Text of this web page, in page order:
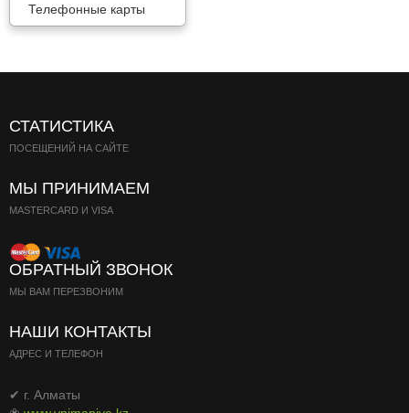
Телефонные карты
СТАТИСТИКА
ПОСЕЩЕНИЙ НА САЙТЕ
МЫ ПРИНИМАЕМ
MASTERCARD И VISA
ОБРАТНЫЙ ЗВОНОК
МЫ ВАМ ПЕРЕЗВОНИМ
НАШИ КОНТАКТЫ
АДРЕС И ТЕЛЕФОН
✔ г. Алматы